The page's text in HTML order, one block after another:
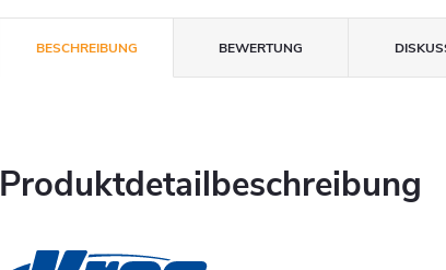
BESCHREIBUNG BEWERTUNG
Produktdetailbeschreibung